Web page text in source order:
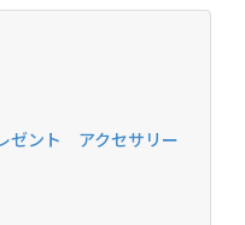
ゼント アクセサリー